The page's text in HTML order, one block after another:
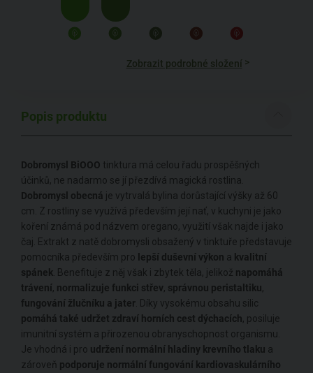
Zobrazit podrobné složení >
Popis produktu
Dobromysl BiOOO tinktura má celou řadu prospěšných
účinků, ne nadarmo se jí přezdívá magická rostlina.
Dobromysl obecná je vytrvalá bylina dorůstající výšky až 60
cm. Z rostliny se využívá především její nať, v kuchyni je jako
koření známá pod názvem oregano, využití však najde i jako
čaj. Extrakt z natě dobromysli obsažený v tinktuře představuje
pomocníka především pro lepší duševní výkon a kvalitní
spánek . Benefituje z něj však i zbytek těla, jelikož napomáhá
trávení, normalizuje funkci střev, správnou peristaltiku,
fungování žlučníku a jater . Díky vysokému obsahu silic
pomáhá také udržet zdraví horních cest dýchacích, posiluje
imunitní systém a přirozenou obranyschopnost organismu.
Je vhodná i pro udržení normální hladiny krevního tlaku a
zároveň podporuje normální fungování kardiovaskulárního